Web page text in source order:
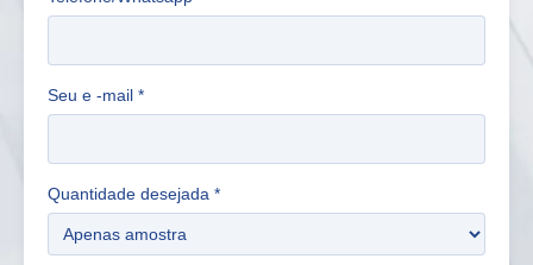
Seu e -mail *
Quantidade desejada *